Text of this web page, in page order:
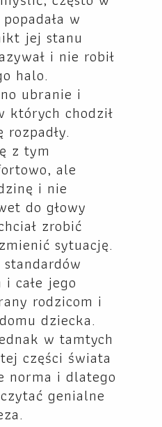
w
jej stanu
i nie robił
halo.
ubranie i
których chodził
rozpadły.
z tym
ale
i nie
do głowy
zrobić
sytuację.
standardów
całe jego
rodzicom i
dziecka.
w tamtych
części świata
norma i dlatego
genialne